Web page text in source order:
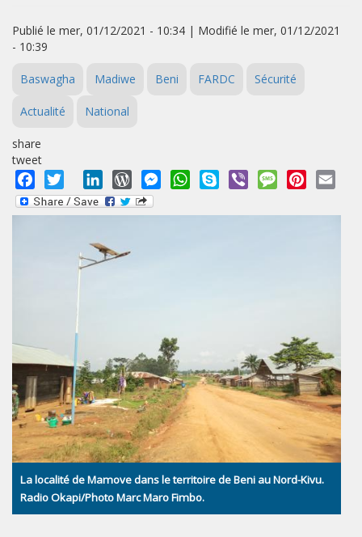
Publié le mer, 01/12/2021 - 10:34 | Modifié le mer, 01/12/2021
- 10:39
Baswagha Madiwe Beni FARDC Sécurité
Actualité National
share
tweet
Facebook
Twitter LinkedInWordPressMessengerWhatsApp
Skype Viber MessagePinterest
La localité de Mamove dans le territoire de Beni au Nord-Kivu.
Radio Okapi/Photo Marc Maro Fimbo.